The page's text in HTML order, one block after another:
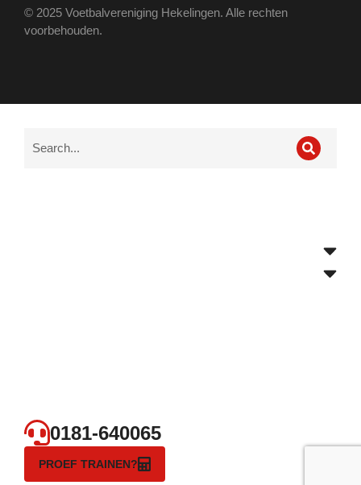
© 2025 Voetbalvereniging Hekelingen. Alle rechten
voorbehouden.
0181-640065
PROEF TRAINEN?